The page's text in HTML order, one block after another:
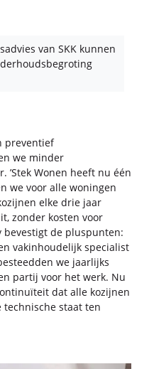
van SKK kun­nen
pre­ven­tief
we min­der
’Stek Wonen heeft nu één
we voor alle wo­nin­gen
elke drie jaar
zon­der kos­ten voor
be­ves­tigt de plus­pun­ten:
vak­in­hou­de­lijk spe­ci­a­list
we jaar­lijks
par­tij voor het werk. Nu
dat alle ko­zij­nen
staat ten